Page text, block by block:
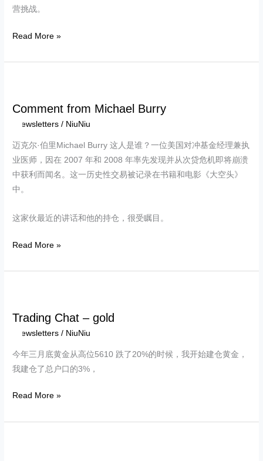
营挑战。
Read More »
Comment from Michael Burry
Newsletters / NiuNiu
迈克尔·伯里Michael Burry 这人是谁？一位美国对冲基金经理兼执
业医师，因在 2007 年和 2008 年率先发现并从次贷危机即将崩溃
中获利而闻名。这一历史性交易被记录在书籍和电影《大空头》
中。
这家伙最近的讲话和他的持仓，很受瞩目。
Michael
Burry
Read More »
Trading Chat – gold
Newsletters / NiuNiu
今年三月底黄金从高位5610 跌了20%的时候，我开始建仓黄金，
我建仓了总户口的3%，
gold
Read More »